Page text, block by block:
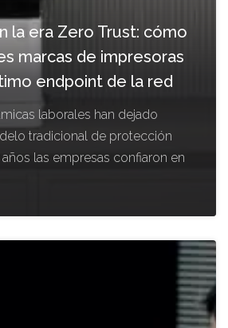
la era Zero Trust: cómo
marcas de impresoras
endpoint de la red
laborales han dejado
tradicional de protección
las empresas confiaron en